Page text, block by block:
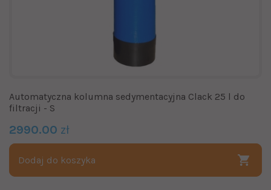
Automatyczna kolumna sedymentacyjna Clack 25 l do
filtracji - S
2990.00 zł
Dodaj do koszyka